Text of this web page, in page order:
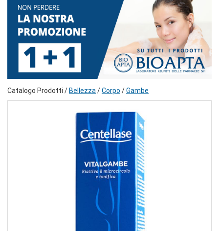
Catalogo Prodotti /Bellezza /Corpo /Gambe